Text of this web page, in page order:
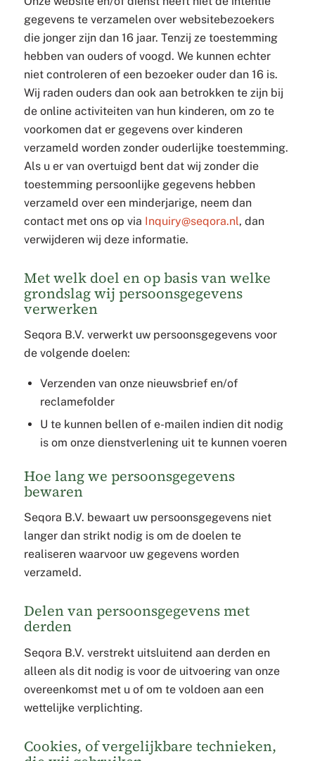
gegevens te verzamelen over websitebezoekers
die jonger zijn dan 16 jaar. Tenzij ze toestemming
hebben van ouders of voogd. We kunnen echter
niet controleren of een bezoeker ouder dan 16 is.
Wij raden ouders dan ook aan betrokken te zijn bij
de online activiteiten van hun kinderen, om zo te
voorkomen dat er gegevens over kinderen
verzameld worden zonder ouderlijke toestemming.
Als u er van overtuigd bent dat wij zonder die
toestemming persoonlijke gegevens hebben
verzameld over een minderjarige, neem dan
contact met ons op via Inquiry@seqora.nl, dan
verwijderen wij deze informatie.
Met welk doel en op basis van welke
grondslag wij persoonsgegevens
verwerken
Seqora B.V. verwerkt uw persoonsgegevens voor
de volgende doelen:
Verzenden van onze nieuwsbrief en/of
reclamefolder
U te kunnen bellen of e-mailen indien dit nodig
is om onze dienstverlening uit te kunnen voeren
Hoe lang we persoonsgegevens
bewaren
Seqora B.V. bewaart uw persoonsgegevens niet
langer dan strikt nodig is om de doelen te
realiseren waarvoor uw gegevens worden
verzameld.
Delen van persoonsgegevens met
derden
Seqora B.V. verstrekt uitsluitend aan derden en
alleen als dit nodig is voor de uitvoering van onze
overeenkomst met u of om te voldoen aan een
wettelijke verplichting.
Cookies, of vergelijkbare technieken,